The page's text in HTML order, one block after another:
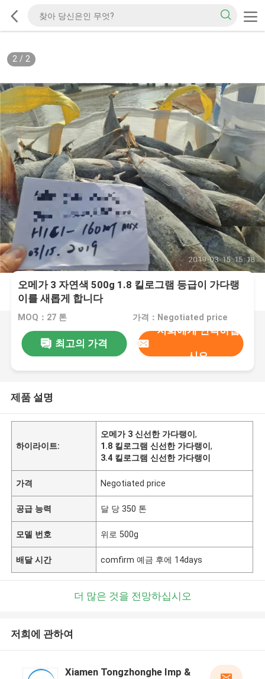
2/ 2
오메가 3 자연색 500g 1.8 킬로그램 등급이 가다랭
이를 새롭게 합니다
MOQ：27 톤 가격：Negotiated price
최고의 가격
저희에게 연락하십
시오
제품 설명
하이라이트:
오메가 3 신선한 가다랭이,
1.8 킬로그램 신선한 가다랭이,
3.4 킬로그램 신선한 가다랭이
가격 Negotiated price
공급 능력 달 당 350 톤
모델 번호 위로 500g
배달 시간 comfirm 예금 후에 14days
더 많은 것을 전망하십시오
저희에 관하여
Xiamen Tongzhonghe Imp &